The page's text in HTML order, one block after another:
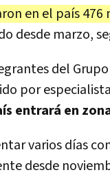
en el país
desde marzo,
del
por
entrará en
varios días
desde